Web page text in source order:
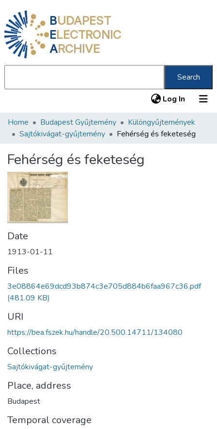
BUDAPEST
ELECTRONIC
ARCHIVE
Search
Log In (current)
Communities & Collections
Statistics
About us
Home Budapest Gyűjtemény
Különgyűjtemények
Sajtókivágat-gyűjtemény
Fehérség és feketeség
Fehérség és feketeség
Date
1913-01-11
Files
3e08864e69dcd93b874c3e705d884b6faa967c36.pdf
(481.09 KB)
URI
https://bea.fszek.hu/handle/20.500.14711/134080
Collections
Sajtókivágat-gyűjtemény
Place, address
Budapest
Temporal coverage